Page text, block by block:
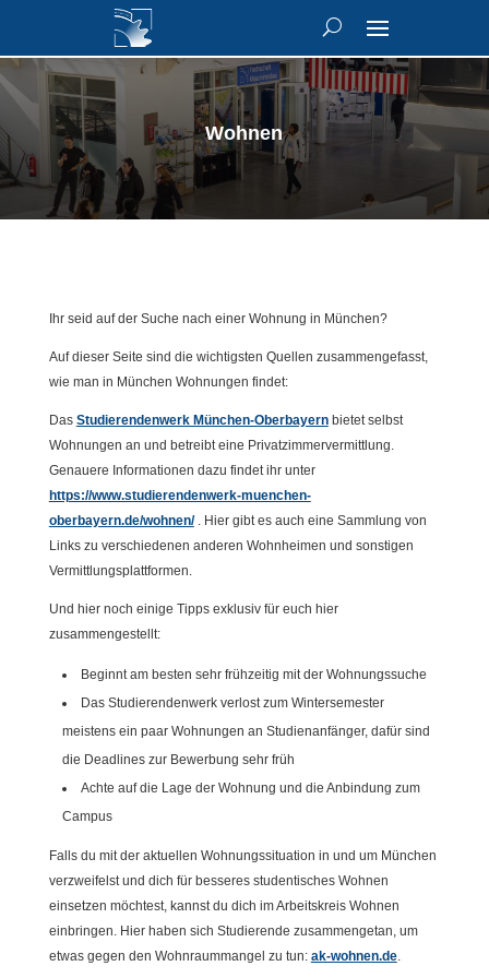
Wohnen
Ihr seid auf der Suche nach einer Wohnung in München?
Auf dieser Seite sind die wichtigsten Quellen zusammengefasst,
wie man in München Wohnungen findet:
Das Studierendenwerk München-Oberbayernbietet selbst
Wohnungen an und betreibt eine Privatzimmervermittlung.
Genauere Informationen dazu findet ihr unter
https://www.studierendenwerk-muenchen-
oberbayern.de/wohnen/. Hier gibt es auch eine Sammlung von
Links zu verschiedenen anderen Wohnheimen und sonstigen
Vermittlungsplattformen.
Und hier noch einige Tipps exklusiv für euch hier
zusammengestellt:
Beginnt am besten sehr frühzeitig mit der Wohnungssuche
Das Studierendenwerk verlost zum Wintersemester
meistens ein paar Wohnungen an Studienanfänger, dafür sind
die Deadlines zur Bewerbung sehr früh
Achte auf die Lage der Wohnung und die Anbindung zum
Campus
Falls du mit der aktuellen Wohnungssituation in und um München
verzweifelst und dich für besseres studentisches Wohnen
einsetzen möchtest, kannst du dich im Arbeitskreis Wohnen
einbringen. Hier haben sich Studierende zusammengetan, um
etwas gegen den Wohnraummangel zu tun: ak-wohnen.de.